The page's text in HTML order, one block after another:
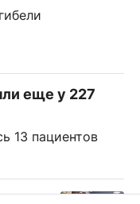
еще у 227
13 пациентов